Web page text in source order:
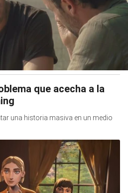
que acecha a la
una historia masiva en un medio